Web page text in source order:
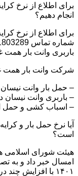
انجام دهیم؟
باربری وانت بار همت
شرکت وانت بار همت
– حمل بار وانت
– باربری وانت
– اسباب کشی و حمل
است؟
هیئت شورای اسلامی
امسال خبر داد و به
۱۴۰۱ با افزایش چند درصدی مواجه شد.